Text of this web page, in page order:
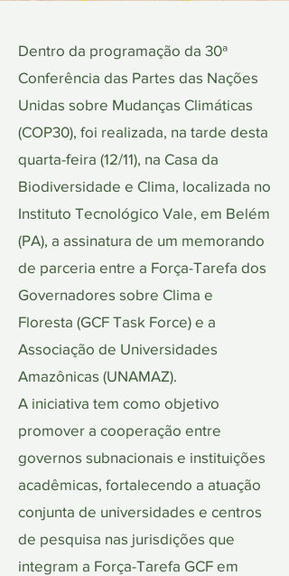
Dentro da programação da 30ª
Conferência das Partes das Nações
Unidas sobre Mudanças Climáticas
(COP30), foi realizada, na tarde desta
quarta-feira (12/11), na Casa da
Biodiversidade e Clima, localizada no
Instituto Tecnológico Vale, em Belém
(PA), a assinatura de um memorando
de parceria entre a Força-Tarefa dos
Governadores sobre Clima e
Floresta (GCF Task Force) e a
Associação de Universidades
Amazônicas (UNAMAZ).
A iniciativa tem como objetivo
promover a cooperação entre
governos subnacionais e instituições
acadêmicas, fortalecendo a atuação
conjunta de universidades e centros
de pesquisa nas jurisdições que
integram a Força-Tarefa GCF em